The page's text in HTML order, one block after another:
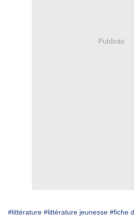
Publicité
#littérature #littérature jeunesse #fiche